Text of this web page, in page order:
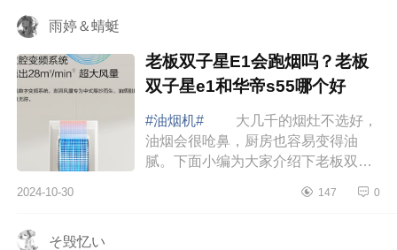
雨婷＆蜻蜓
老板双子星E1会跑烟吗？老板
双子星e1和华帝s55哪个好
#油烟机#
大几千的烟灶不选好，
油烟会很呛鼻，厨房也容易变得油
腻。下面小编为大家介绍下老板双子
s55哪个好 老板双子星E1会跑烟
2024-10-30 147 0
そ毁忆い